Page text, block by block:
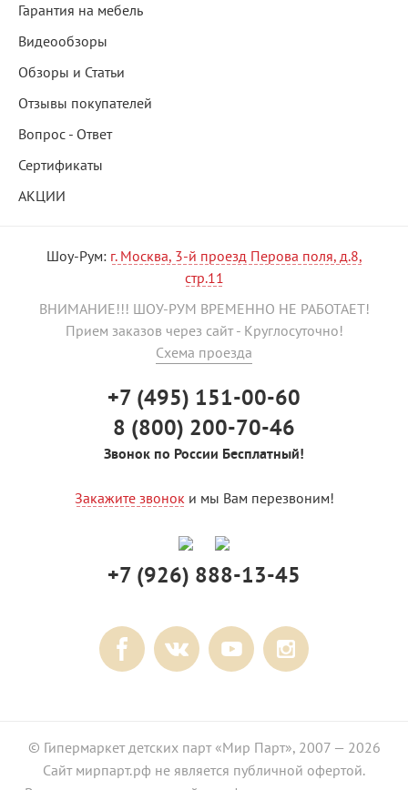
Гарантия на мебель
Видеообзоры
Обзоры и Статьи
Отзывы покупателей
Вопрос - Ответ
Сертификаты
АКЦИИ
Шоу-Рум: г. Москва, 3-й проезд Перова поля, д.8,
стр.11
ВНИМАНИЕ!!! ШОУ-РУМ ВРЕМЕННО НЕ РАБОТАЕТ!
Прием заказов через сайт - Круглосуточно!
Схема проезда
+7 (495) 151-00-60
8 (800) 200-70-46
Звонок по России Бесплатный!
Закажите звоноки мы Вам перезвоним!
+7 (926) 888-13-45
© Гипермаркет детских парт «Мир Парт», 2007 — 2026
Сайт мирпарт.рф не является публичной офертой.